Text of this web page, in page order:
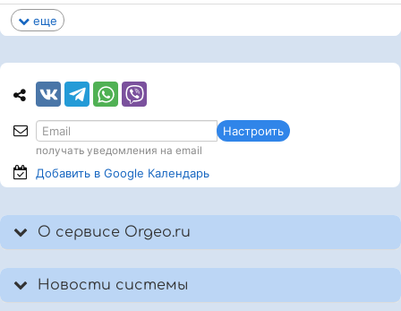
еще
Настроить
получать уведомления на email
Добавить в Google Календарь
О сервисе Orgeo.ru
Новости системы